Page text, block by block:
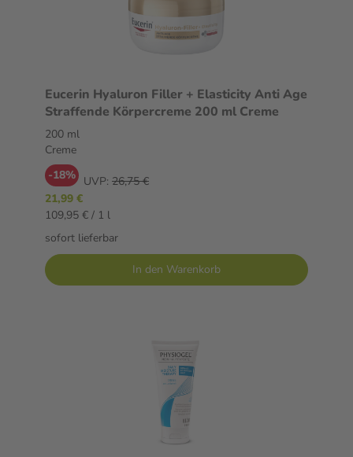
Eucerin Hyaluron Filler + Elasticity Anti Age
Straffende Körpercreme 200 ml Creme
200 ml
Creme
-18% UVP: 26,75 €
21,99 €
109,95 € / 1 l
sofort lieferbar
In den Warenkorb